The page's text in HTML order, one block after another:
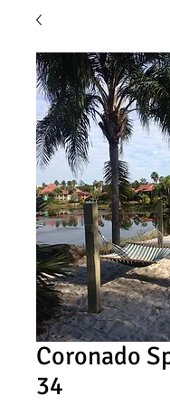
Coronado
34